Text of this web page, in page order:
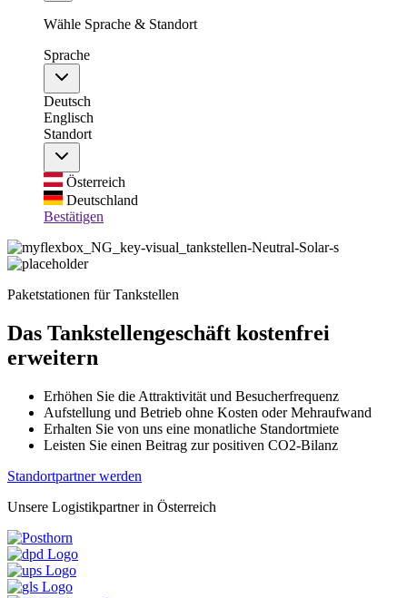
Wähle Sprache & Standort
Sprache
Deutsch
Englisch
Standort
Österreich
Deutschland
Bestätigen
Paketstationen für Tankstellen
Das Tankstellengeschäft kostenfrei
erweitern
Erhöhen Sie die Attraktivität und Besucherfrequenz
Aufstellung und Betrieb ohne Kosten oder Mehraufwand
Erhalten Sie von uns eine monatliche Standortmiete
Leisten Sie einen Beitrag zur positiven CO2-Bilanz
Standortpartner werden
Unsere Logistikpartner in Österreich